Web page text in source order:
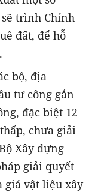
trình Chính
đất, để hỗ
bộ, địa
tư công gắn
đặc biệt 12
chưa giải
Xây dựng
giải quyết
giá vật liệu xây